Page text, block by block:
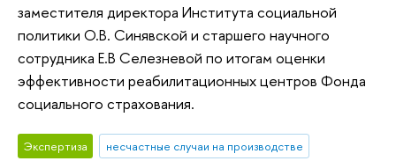
заместителя директора Института социальной
политики О.В. Синявской и старшего научного
сотрудника Е.В Селезневой по итогам оценки
эффективности реабилитационных центров Фонда
социального страхования.
Экспертиза
несчастные случаи на производстве